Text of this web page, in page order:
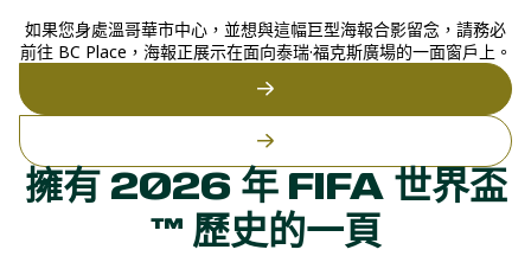
如果您身處溫哥華市中心，並想與這幅巨型海報合影留念，請務必
前往 BC Place，海報正展示在面向泰瑞·福克斯廣場的一面窗戶上。
擁有 2026 年 FIFA 世界盃
™ 歷史的一頁